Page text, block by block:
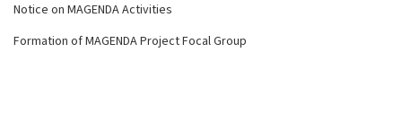
Notice on MAGENDA Activities
Formation of MAGENDA Project Focal Group